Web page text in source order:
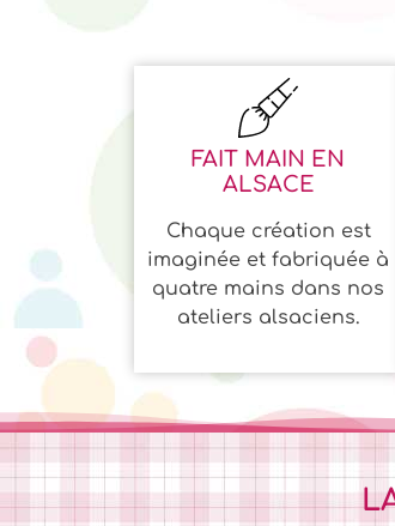
FAIT MAIN EN
ALSACE
Chaque création est
imaginée et fabriquée à
quatre mains dans nos
ateliers alsaciens.